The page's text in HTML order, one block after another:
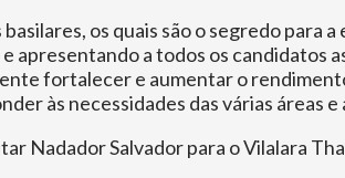
os quais são o segredo para
apresentando a todos os candidatos
fortalecer e aumentar o
às necessidades das várias áreas
Nadador Salvador para o Vilalara